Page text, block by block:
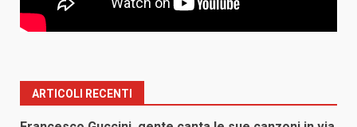
ARTICOLI RECENTI